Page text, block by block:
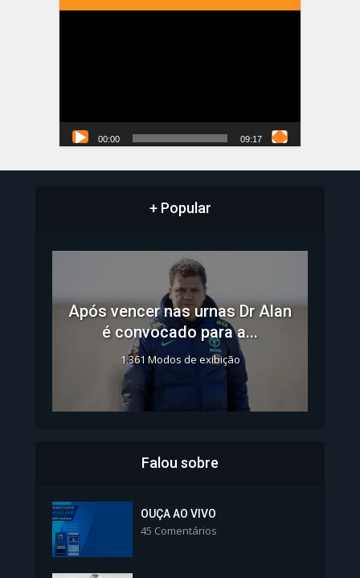
00:00 09:17
+ Popular
Após vencer nas urnas Dr Alan
é convocado para a...
1.361 Modos de exibição
Colégios da Polícia...
Falou sobre
OUÇA AO VIVO
45 Comentários